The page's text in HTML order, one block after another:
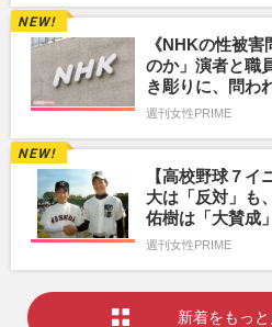
《NHKの性被
のか」演者と職
き彫りに、問わ
週刊女性PRIME
【高校野球７
大は「反対」も
佑樹は「大賛成
週刊女性PRIME
新着をもっと